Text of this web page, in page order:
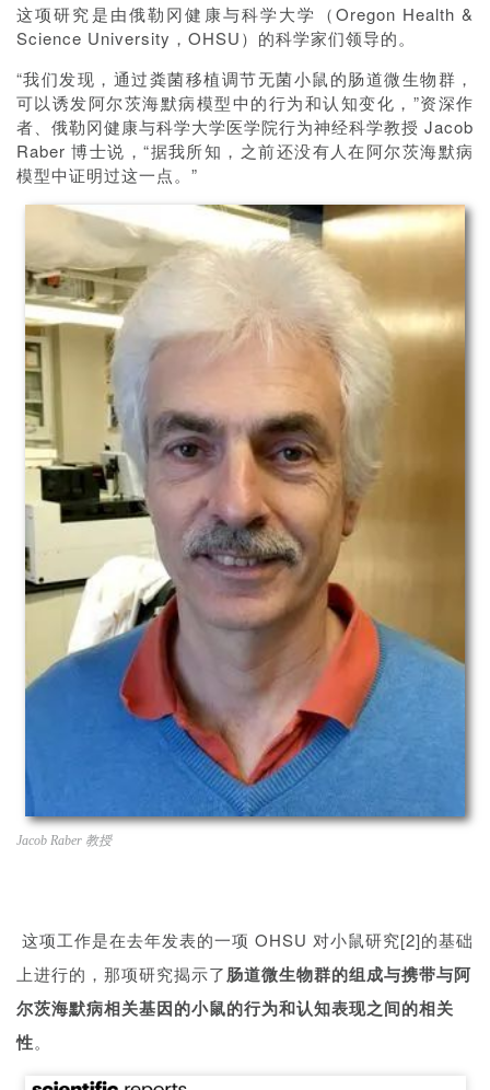
这项研究是由俄勒冈健康与科学大学（Oregon Health &
Science University，OHSU）的科学家们领导的。
“我们发现，通过粪菌移植调节无菌小鼠的肠道微生物群，
可以诱发阿尔茨海默病模型中的行为和认知变化，”资深作
者、俄勒冈健康与科学大学医学院行为神经科学教授 Jacob
Raber 博士说，“据我所知，之前还没有人在阿尔茨海默病
模型中证明过这一点。”
Jacob Raber 教授
这项工作是在去年发表的一项 OHSU 对小鼠研究[2]的基础
上进行的，那项研究揭示了肠道微生物群的组成与携带与阿
尔茨海默病相关基因的小鼠的行为和认知表现之间的相关
性。